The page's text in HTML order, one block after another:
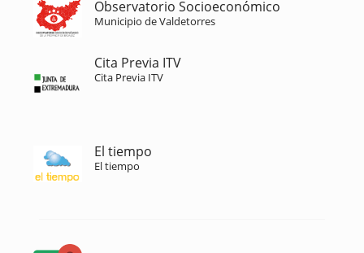
Observatorio Socioeconómico
Municipio de Valdetorres
Cita Previa ITV
Cita Previa ITV
El tiempo
El tiempo